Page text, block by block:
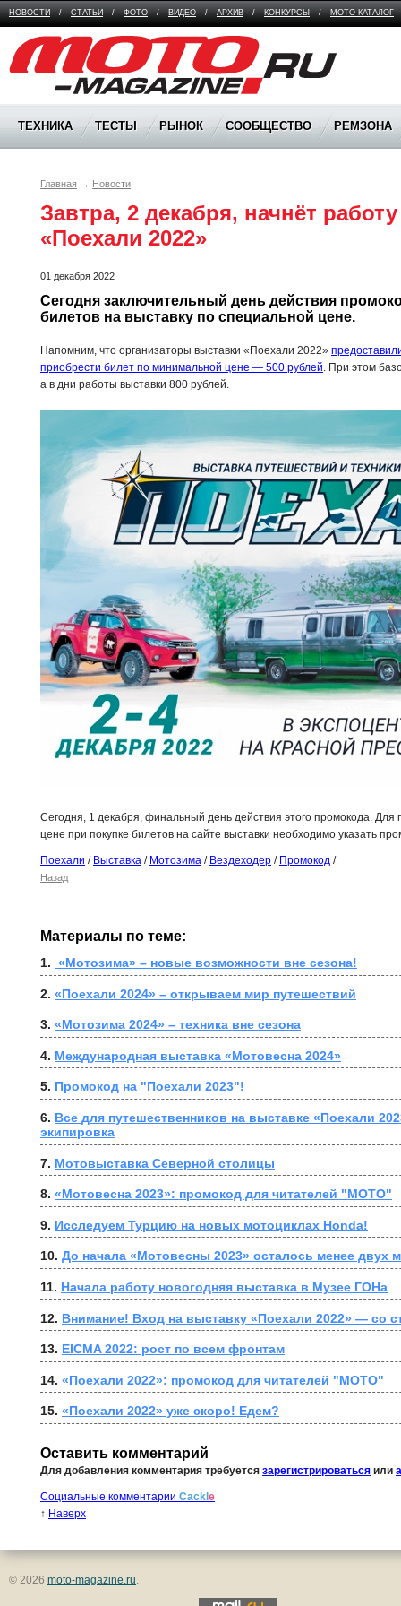
НОВОСТИ / СТАТЬИ / ФОТО / ВИДЕО / АРХИВ / КОНКУРСЫ / МОТО КАТАЛОГ
Moto Magazine
ТЕХНИКА ТЕСТЫ РЫНОК СООБЩЕСТВО РЕМЗОНА
Главная → Новости
Завтра, 2 декабря, начнёт
«Поехали 2022»
01 декабря 2022
Сегодня заключительный день действия
билетов на выставку по специальной цене.
Напомним, что организаторы выставки «Поехали 2022»
приобрести билет по минимальной цене — 500 рублей. При этом
а в дни работы выставки 800 рублей.
Сегодня, 1 декабря, финальный день действия этого промокода.
цене при покупке билетов на сайте выставки необходимо указать
Поехали / Выставка / Мотозима / Вездеходер / Промокод /
Назад
Материалы по теме:
1. «Мотозима» – новые возможности вне сезона!
2. «Поехали 2024» – открываем мир путешествий
3. «Мотозима 2024» – техника вне сезона
4. Международная выставка «Мотовесна 2024»
5. Промокод на "Поехали 2023"!
6. Все для путешественников на выставке «Поехали
экипировка
7. Мотовыставка Северной столицы
8. «Мотовесна 2023»: промокод для читателей "МОТО"
9. Исследуем Турцию на новых мотоциклах Honda!
10. До начала «Мотовесны 2023» осталось менее двух
11. Начала работу новогодняя выставка в Музее ГОНа
12. Внимание! Вход на выставку «Поехали 2022» — со
13. EICMA 2022: рост по всем фронтам
14. «Поехали 2022»: промокод для читателей "МОТО"
15. «Поехали 2022» уже скоро! Едем?
Оставить комментарий
Для добавления комментария требуется зарегистрироваться или
Социальные комментарии Cackl e
↑ Наверх
© 2026 moto-magazine.ru.